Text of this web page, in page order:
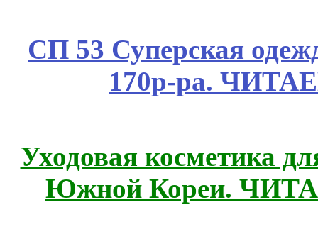
СП 53 Суперская
170р-ра.
Уходовая косметика
Южной Кореи.